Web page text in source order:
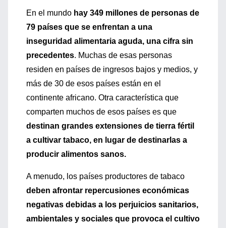
En el mundo hay 349 millones de personas de
79 países que se enfrentan a una
inseguridad alimentaria aguda, una cifra sin
precedentes. Muchas de esas personas
residen en países de ingresos bajos y medios, y
más de 30 de esos países están en el
continente africano. Otra característica que
comparten muchos de esos países es que
destinan grandes extensiones de tierra fértil
a cultivar tabaco, en lugar de destinarlas a
producir alimentos sanos.
A menudo, los países productores de tabaco
deben afrontar repercusiones económicas
negativas debidas a los perjuicios sanitarios,
ambientales y sociales que provoca el cultivo